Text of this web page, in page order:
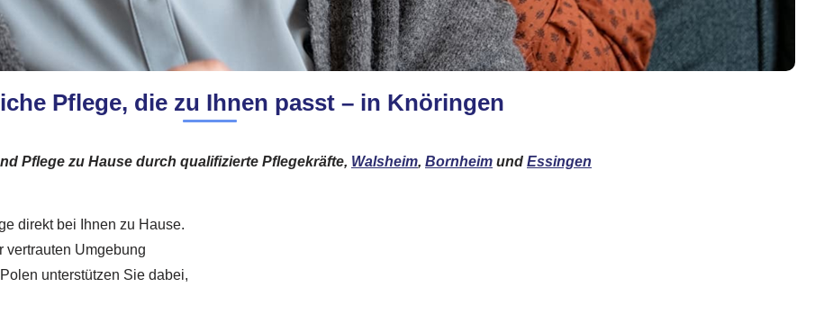
Pflege, die zu Ihnen passt – in Knöringen
Pflege zu Hause durch qualifizierte Pflegekräfte, Walsheim, Bornheim und Essingen
direkt bei Ihnen zu Hause.
vertrauten Umgebung
unterstützen Sie dabei,